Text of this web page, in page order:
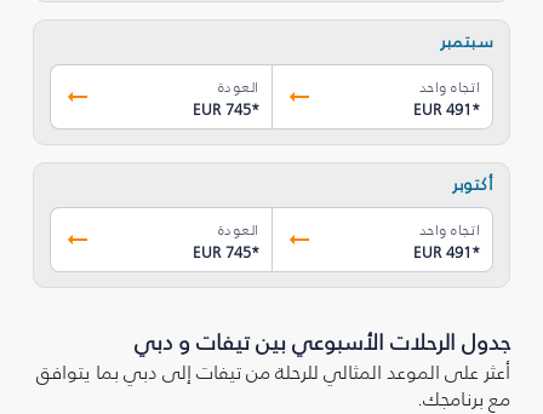
سبتمبر
اتجاه واحد
EUR 491*
العودة
EUR 745*
أكتوبر
اتجاه واحد
EUR 491*
العودة
EUR 745*
جدول الرحلات الأسبوعي بين تيفات و دبي
أعثر على الموعد المثالي للرحلة من تيفات إلى دبي بما يتوافق
مع برنامجك.